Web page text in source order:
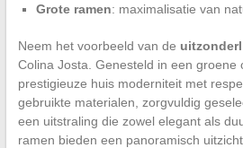
Grote ramen: maximalisatie van
Neem het voorbeeld van de
Colina Josta. Genesteld in een groene
prestigieuze huis moderniteit met
gebruikte materialen, zorgvuldig
een uitstraling die zowel elegant als
ramen bieden een panoramisch